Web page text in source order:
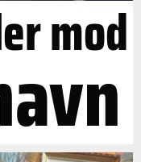
mod